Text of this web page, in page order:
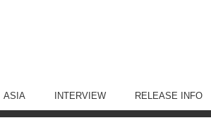
ASIA INTERVIEW RELEASE INFO